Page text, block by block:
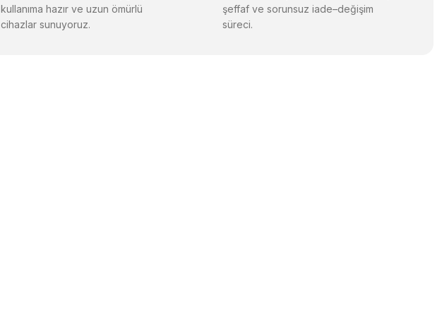
kullanıma hazır ve uzun ömürlü
cihazlar sunuyoruz.
şeffaf ve sorunsuz iade–değişim
süreci.